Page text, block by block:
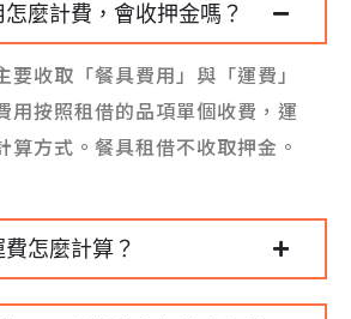
麼計費，會收押金嗎？
收取「餐具費用」與「運費」
用按照租借的品項單個收費，運
算方式。餐具租借不收取押金。
怎麼計算？